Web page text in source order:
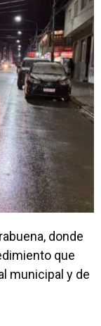
donde
que
municipal y de